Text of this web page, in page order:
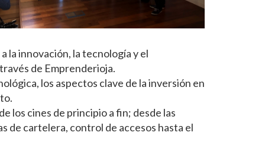
la innovación, la tecnología y el
de Emprenderioja.
los aspectos clave de la inversión en
los cines de principio a fin; desde las
de cartelera, control de accesos hasta el